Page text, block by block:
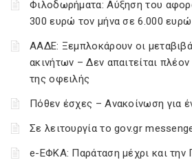
Φιλοδωρήματα: Αύξηση του
300 ευρώ τον μήνα σε 6.000
ΑΑΔΕ: Ξεμπλοκάρουν οι
ακινήτων – Δεν απαιτείται
της οφειλής
Πόθεν έσχες – Ανακοίνωση για
Σε λειτουργία το gov.gr
e-ΕΦΚΑ: Παράταση μέχρι και